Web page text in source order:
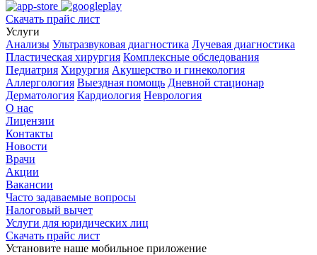
Скачать прайс лист
Услуги
Анализы Ультразвуковая диагностика Лучевая диагностика
Пластическая хирургия Комплексные обследования
Педиатрия Хирургия Акушерство и гинекология
Аллергология Выездная помощь Дневной стационар
Дерматология Кардиология Неврология
О нас
Лицензии
Контакты
Новости
Врачи
Акции
Вакансии
Часто задаваемые вопросы
Налоговый вычет
Услуги для юридических лиц
Скачать прайс лист
Установите наше мобильное приложение